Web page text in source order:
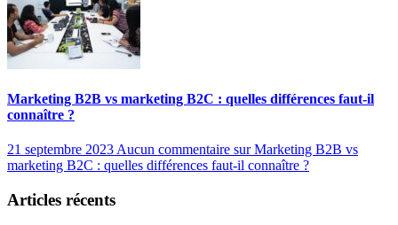
Marketing B2B vs marketing B2C : quelles différences faut-il
connaître ?
21 septembre 2023 Aucun commentaire sur Marketing B2B vs
marketing B2C : quelles différences faut-il connaître ?
Articles récents